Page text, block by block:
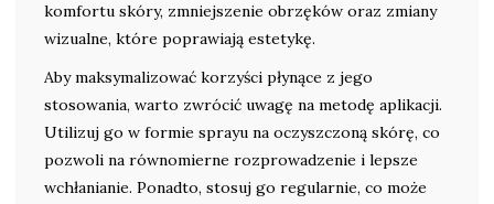
komfortu skóry, zmniejszenie obrzęków oraz zmiany
wizualne, które poprawiają estetykę.
Aby maksymalizować korzyści płynące z jego
stosowania, warto zwrócić uwagę na metodę aplikacji.
Utilizuj go w formie sprayu na oczyszczoną skórę, co
pozwoli na równomierne rozprowadzenie i lepsze
wchłanianie. Ponadto, stosuj go regularnie, co może